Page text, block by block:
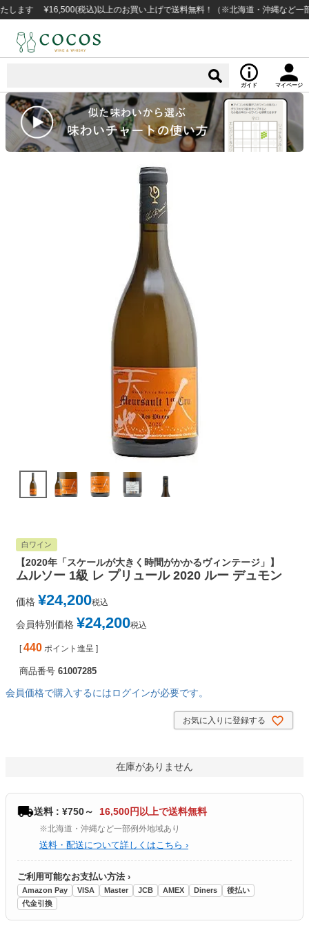
¥16,500(税込)以上のお買い上げで送料無料！（※北海道・沖縄など一部例外地
ガイド マイページ
白ワイン
【2020年「スケールが大きく時間がかかるヴィンテージ」】
ムルソー 1級 レ プリュール 2020 ルー デュモン
価格 ¥24,200税込
会員特別価格 ¥24,200税込
[ 440 ポイント進呈 ]
商品番号 61007285
会員価格で購入するにはログインが必要です。
お気に入りに登録する
在庫がありません
送料 : ¥750～ 16,500円以上で送料無料
※北海道・沖縄など一部例外地域あり
送料・配送について詳しくはこちら ›
ご利用可能なお支払い方法 ›
Amazon Pay VISA Master JCB AMEX Diners
後払い
代金引換